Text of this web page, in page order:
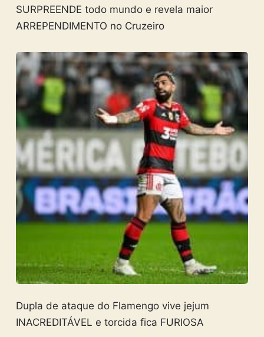
SURPREENDE todo mundo e revela maior
ARREPENDIMENTO no Cruzeiro
Dupla de ataque do Flamengo vive jejum
INACREDITÁVEL e torcida fica FURIOSA